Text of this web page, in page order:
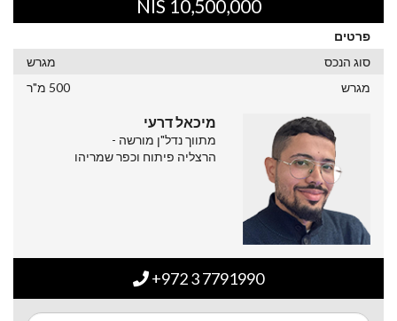
10,500,000 NIS
פרטים
סוג הנכס
מגרש
מגרש
500 מ"ר
מיכאל דרעי
מתווך נדל"ן מורשה -
הרצליה פיתוח וכפר שמריהו
+972 3 7791990